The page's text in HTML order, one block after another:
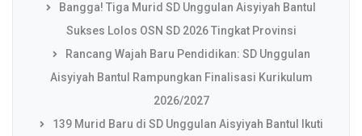
Bangga! Tiga Murid SD Unggulan Aisyiyah Bantul
Sukses Lolos OSN SD 2026 Tingkat Provinsi
Rancang Wajah Baru Pendidikan: SD Unggulan
Aisyiyah Bantul Rampungkan Finalisasi Kurikulum
2026/2027
139 Murid Baru di SD Unggulan Aisyiyah Bantul Ikuti